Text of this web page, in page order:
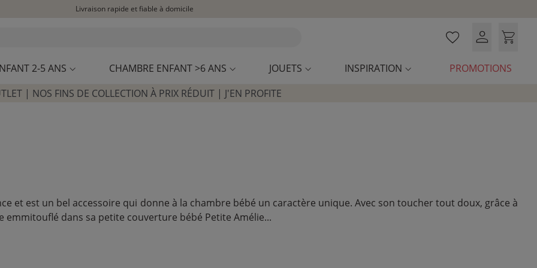
Livraison rapide et fiable à domicile
2-5 ANS CHAMBRE ENFANT >6 ANS JOUETS INSPIRATION
PROMOTIONS
| NOS FINS DE COLLECTION À PRIX RÉDUIT | J'EN PROFITE
et est un bel accessoire qui donne à la chambre bébé un caractère unique. Avec son toucher tout doux, grâce à
dans sa petite couverture bébé Petite Amélie...